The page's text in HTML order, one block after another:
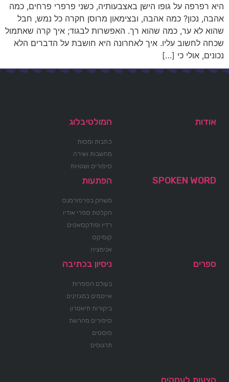
היא רפרפה על גופו הישן באצבעותיה, כשני פרפרי פרחים, כמה
אהבה, נכון? כמה אהבה, ובצימאון מרוסן חקרה כל נמש, חבל
שהוא לא ער, כמה שהוא רך. האפשרות לבגוד; איך קרה שאתמול
שכחה לחשוב עליו. איך לאחרונה היא חושבת על הדברים הלא
נכונים, אולי כי […]
אודות המולטיבלוג
כתבות ומסות
מחשבות ושירה
סיפורים ושטויות
SPOKEN WORD הפתעות
משחק בפרפורמנס
הקלטת ספרי אודיו
רדיו ופודקסאטים
קומיקס
אנימציה
ספרים ניסיון בכתיבה
בעולם הספרות
אייטמים במגזינים
ביקורות תיאטרון
סיפורים מהרשת
פוסטים
תרגומים